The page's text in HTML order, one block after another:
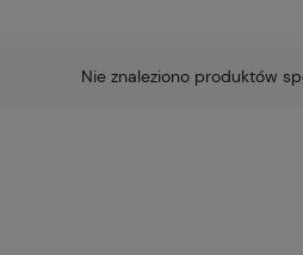
Nie znaleziono produktów